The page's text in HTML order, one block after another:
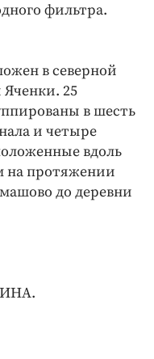
фильтра.
в северной
Яченки. 25
в шесть
и четыре
вдоль
на протяжении
до деревни